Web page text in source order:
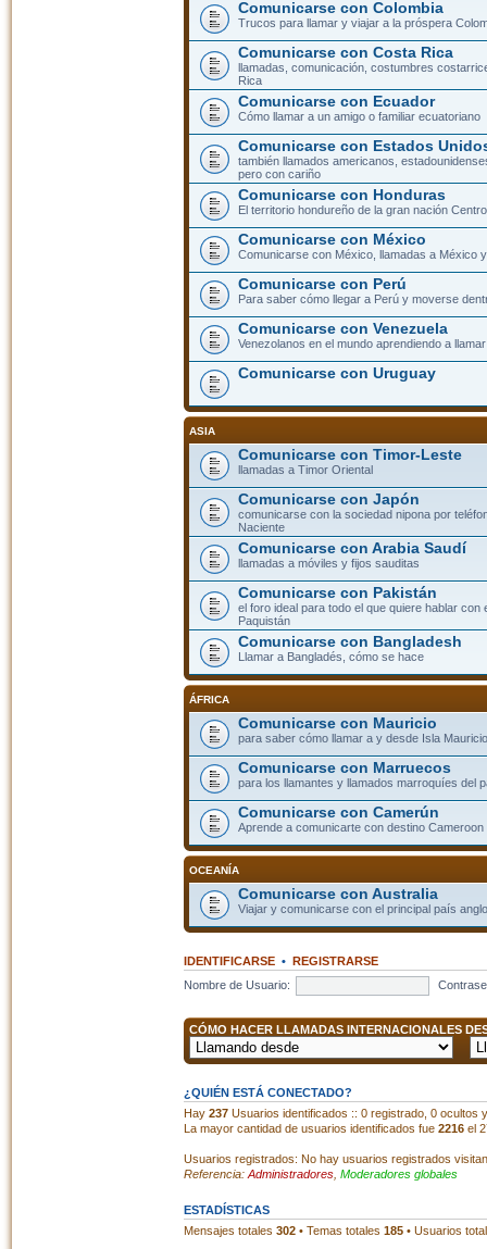
Comunicarse con Colombia
Trucos para llamar y viajar a la próspera
Comunicarse con Costa Rica
llamadas, comunicación, costumbres
Rica
Comunicarse con Ecuador
Cómo llamar a un amigo o familiar ecuatoriano
Comunicarse con Estados
también llamados americanos,
pero con cariño
Comunicarse con Honduras
El territorio hondureño de la gran nación
Comunicarse con México
Comunicarse con México, llamadas a México
Comunicarse con Perú
Para saber cómo llegar a Perú y moverse
Comunicarse con Venezuela
Venezolanos en el mundo aprendiendo a
Comunicarse con Uruguay
ASIA
Comunicarse con Timor-Leste
llamadas a Timor Oriental
Comunicarse con Japón
comunicarse con la sociedad nipona por
Naciente
Comunicarse con Arabia Saudí
llamadas a móviles y fijos sauditas
Comunicarse con Pakistán
el foro ideal para todo el que quiere hablar con
Paquistán
Comunicarse con Bangladesh
Llamar a Bangladés, cómo se hace
ÁFRICA
Comunicarse con Mauricio
para saber cómo llamar a y desde Isla
Comunicarse con Marruecos
para los llamantes y llamados marroquíes del
Comunicarse con Camerún
Aprende a comunicarte con destino Cameroon
OCEANÍA
Comunicarse con Australia
Viajar y comunicarse con el principal país
IDENTIFICARSE• REGISTRARSE
Nombre de Usuario:
CÓMO HACER LLAMADAS INTERNACIONALES
¿QUIÉN ESTÁ CONECTADO?
Hay 237Usuarios identificados :: 0 registrado, 0 ocultos
La mayor cantidad de usuarios identificados fue 2216el
Usuarios registrados: No hay usuarios registrados
Referencia: Administradores, Moderadores globales
ESTADÍSTICAS
Mensajes totales 302• Temas totales 185• Usuarios